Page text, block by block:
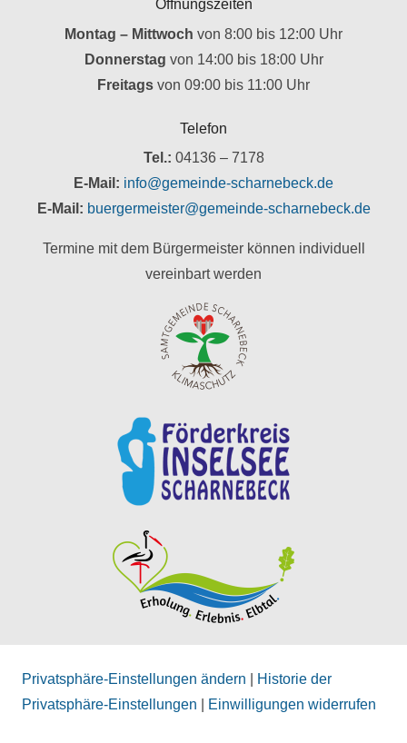
Öffnungszeiten
Montag – Mittwoch von 8:00 bis 12:00 Uhr
Donnerstag von 14:00 bis 18:00 Uhr
Freitags von 09:00 bis 11:00 Uhr
Telefon
Tel.: 04136 – 7178
E-Mail: info@gemeinde-scharnebeck.de
E-Mail: buergermeister@gemeinde-scharnebeck.de
Termine mit dem Bürgermeister können individuell
vereinbart werden
Privatsphäre-Einstellungen ändern
Historie der
Privatsphäre-Einstellungen
Einwilligungen widerrufen